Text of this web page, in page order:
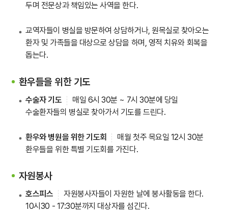
두며 전문상과 책임있는 사역을 한다.
교역자들이 병실을 방문하여 상담하거나, 원목실로 찾아오는
환자 및 가족들을 대상으로 상담을 하며, 영적 치유와 회복을
돕는다.
환우들을 위한 기도
수술자 기도
매일 6시 30분 ~ 7시 30분에 당일
수술환자들의 병실로 찾아가서 기도를 드린다.
환우와 병원을 위한 기도회
매월 첫주 목요일 12시 30분
환우들을 위한 특별 기도회를 가진다.
자원봉사
호스피스
자원봉사자들이 자원한 날에 봉사활동을 한다.
10시30 - 17:30분까지 대상자를 섬긴다.